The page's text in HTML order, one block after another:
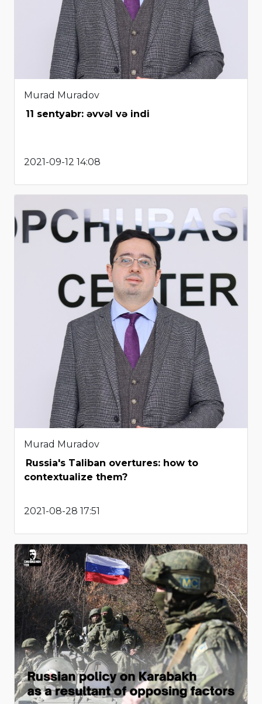
Murad Muradov
11 sentyabr: əvvəl və indi
2021-09-12 14:08
Murad Muradov
Russia's Taliban overtures: how to
contextualize them?
2021-08-28 17:51